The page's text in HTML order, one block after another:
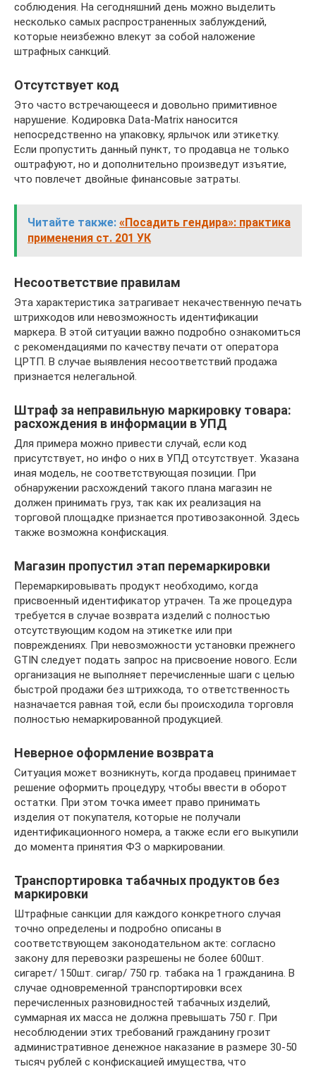
соблюдения. На сегодняшний день можно выделить
несколько самых распространенных заблуждений,
которые неизбежно влекут за собой наложение
штрафных санкций.
Отсутствует код
Это часто встречающееся и довольно примитивное
нарушение. Кодировка Data-Matrix наносится
непосредственно на упаковку, ярлычок или этикетку.
Если пропустить данный пункт, то продавца не только
оштрафуют, но и дополнительно произведут изъятие,
что повлечет двойные финансовые затраты.
Читайте также: «Посадить гендира»: практика
применения ст. 201 УК
Несоответствие правилам
Эта характеристика затрагивает некачественную печать
штрихкодов или невозможность идентификации
маркера. В этой ситуации важно подробно ознакомиться
с рекомендациями по качеству печати от оператора
ЦРТП. В случае выявления несоответствий продажа
признается нелегальной.
Штраф за неправильную маркировку товара:
расхождения в информации в УПД
Для примера можно привести случай, если код
присутствует, но инфо о них в УПД отсутствует. Указана
иная модель, не соответствующая позиции. При
обнаружении расхождений такого плана магазин не
должен принимать груз, так как их реализация на
торговой площадке признается противозаконной. Здесь
также возможна конфискация.
Магазин пропустил этап перемаркировки
Перемаркировывать продукт необходимо, когда
присвоенный идентификатор утрачен. Та же процедура
требуется в случае возврата изделий с полностью
отсутствующим кодом на этикетке или при
повреждениях. При невозможности установки прежнего
GTIN следует подать запрос на присвоение нового. Если
организация не выполняет перечисленные шаги с целью
быстрой продажи без штрихкода, то ответственность
назначается равная той, если бы происходила торговля
полностью немаркированной продукцией.
Неверное оформление возврата
Ситуация может возникнуть, когда продавец принимает
решение оформить процедуру, чтобы ввести в оборот
остатки. При этом точка имеет право принимать
изделия от покупателя, которые не получали
идентификационного номера, а также если его выкупили
до момента принятия ФЗ о маркировании.
Транспортировка табачных продуктов без
маркировки
Штрафные санкции для каждого конкретного случая
точно определены и подробно описаны в
соответствующем законодательном акте: согласно
закону для перевозки разрешены не более 600шт.
сигарет/ 150шт. сигар/ 750 гр. табака на 1 гражданина. В
случае одновременной транспортировки всех
перечисленных разновидностей табачных изделий,
суммарная их масса не должна превышать 750 г. При
несоблюдении этих требований гражданину грозит
административное денежное наказание в размере 30-50
тысяч рублей с конфискацией имущества, что